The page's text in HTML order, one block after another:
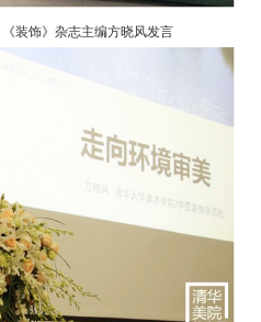
装饰》杂志主编方晓风发言